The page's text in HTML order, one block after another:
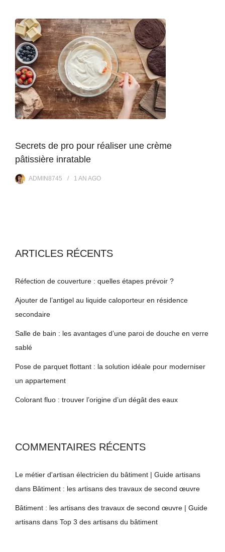
Secrets de pro pour réaliser une crème
pâtissière inratable
ADMIN8745 1 AN AGO
ARTICLES RÉCENTS
Réfection de couverture : quelles étapes prévoir ?
Ajouter de l’antigel au liquide caloporteur en résidence
secondaire
Salle de bain : les avantages d’une paroi de douche en verre
sablé
Pose de parquet flottant : la solution idéale pour moderniser
un appartement
Colorant fluo : trouver l’origine d’un dégât des eaux
COMMENTAIRES RÉCENTS
Le métier d'artisan électricien du bâtiment | Guide artisans
dans Bâtiment : les artisans des travaux de second œuvre
Bâtiment : les artisans des travaux de second œuvre | Guide
artisans dans Top 3 des artisans du bâtiment